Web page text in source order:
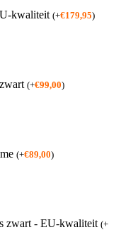
kwaliteit (+€179,95)
(+€99,00)
(+€89,00)
zwart - EU-kwaliteit (+